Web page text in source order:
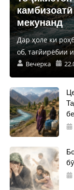
мекунанд
Дар ҳоле ки
об, тағйирёбии
Вечерка